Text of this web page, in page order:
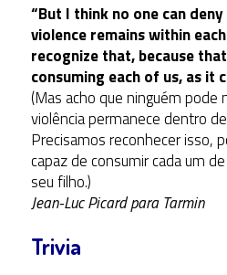
“But I think no one can
violence remains within
recognize that, because
consuming each of us, as it
(Mas acho que ninguém pode
violência permanece dentro
Precisamos reconhecer isso,
capaz de consumir cada um
seu filho.)
Jean-Luc Picard para Tarmin
Trivia